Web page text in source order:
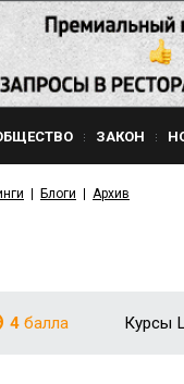
ЗАКОН
Блоги Архив
4 балла Курсы